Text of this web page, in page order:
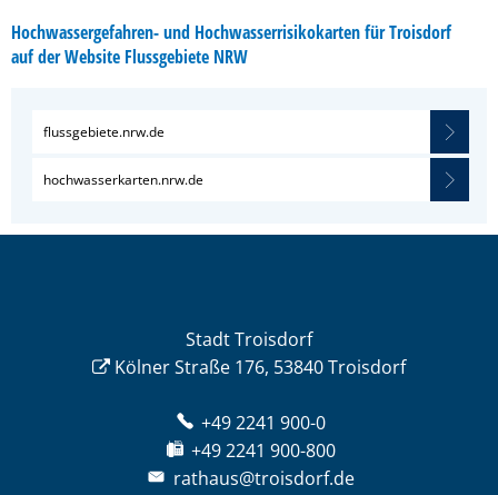
Hochwassergefahren- und Hochwasserrisikokarten für Troisdorf
auf der Website Flussgebiete NRW
flussgebiete.nrw.de
hochwasserkarten.nrw.de
Stadt Troisdorf
Kölner Straße 176, 53840 Troisdorf
+49 2241 900-0
+49 2241 900-800
rathaus@troisdorf.de